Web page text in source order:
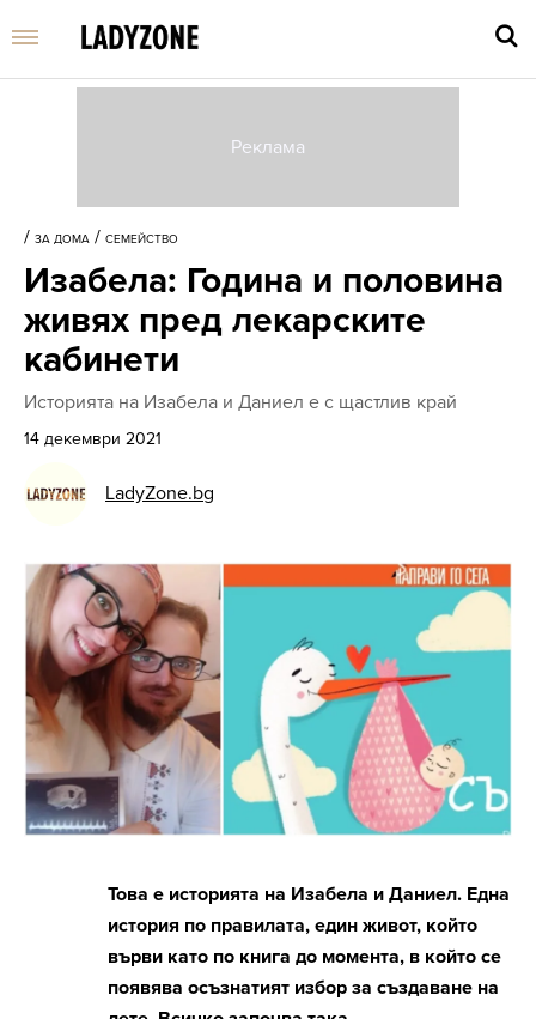
и
/ ЗА ДОМА / СЕМЕЙСТВО
Изабела: Година и половина
живях пред лекарските
кабинети
Историята на Изабела и Даниел e с щастлив край
14 декември 2021
LadyZone.bg
Това е историята на Изабела и Даниел. Една
история по правилата, един живот, който
върви като по книга до момента, в който се
появява осъзнатият избор за създаване на